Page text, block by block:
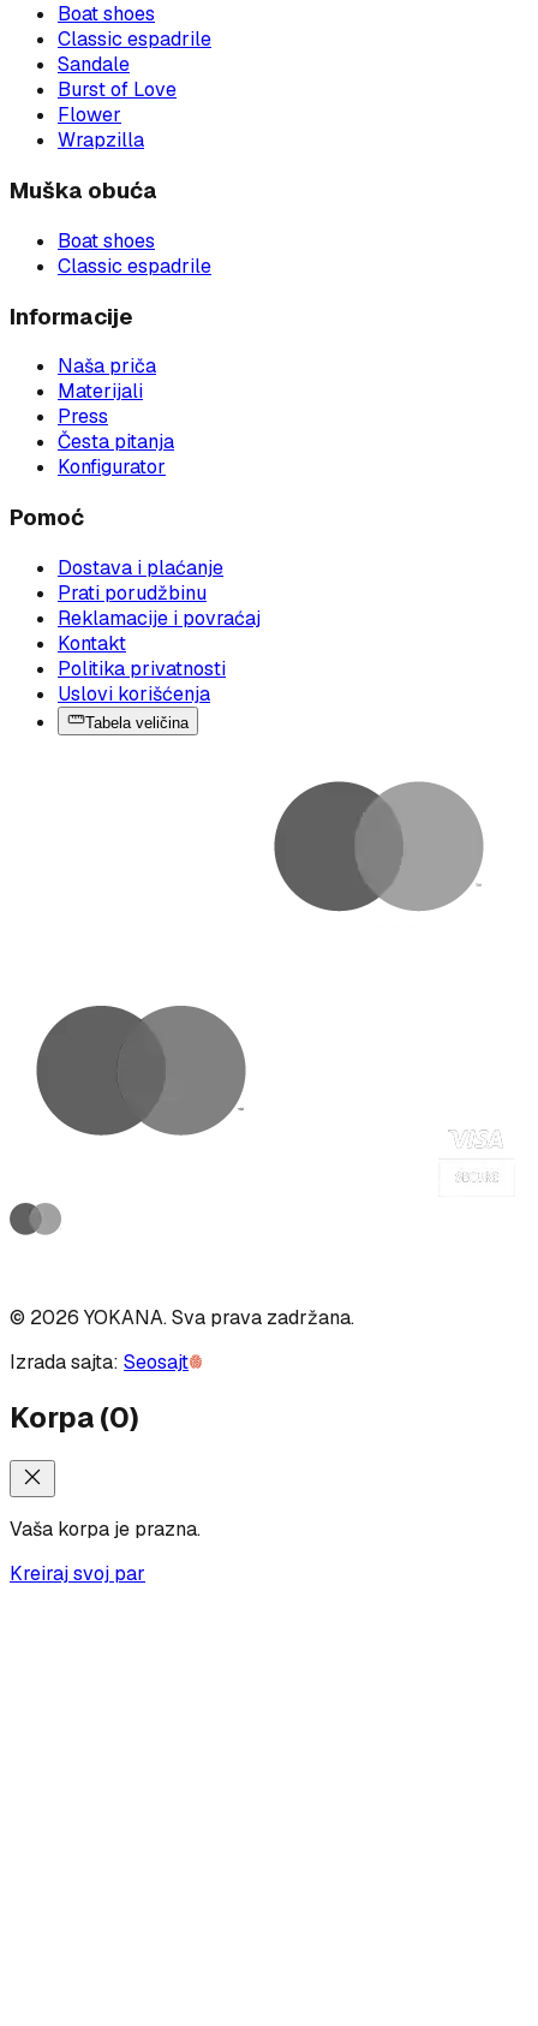
Boat shoes
Classic espadrile
Sandale
Burst of Love
Flower
Wrapzilla
Muška obuća
Boat shoes
Classic espadrile
Informacije
Naša priča
Materijali
Press
Česta pitanja
Konfigurator
Pomoć
Dostava i plaćanje
Prati porudžbinu
Reklamacije i povraćaj
Kontakt
Politika privatnosti
Uslovi korišćenja
Tabela veličina
© 2026 YOKANA.Sva prava zadržana.
Izrada sajta: Seosajt
Korpa(0)
Vaša korpa je prazna.
Kreiraj svoj par